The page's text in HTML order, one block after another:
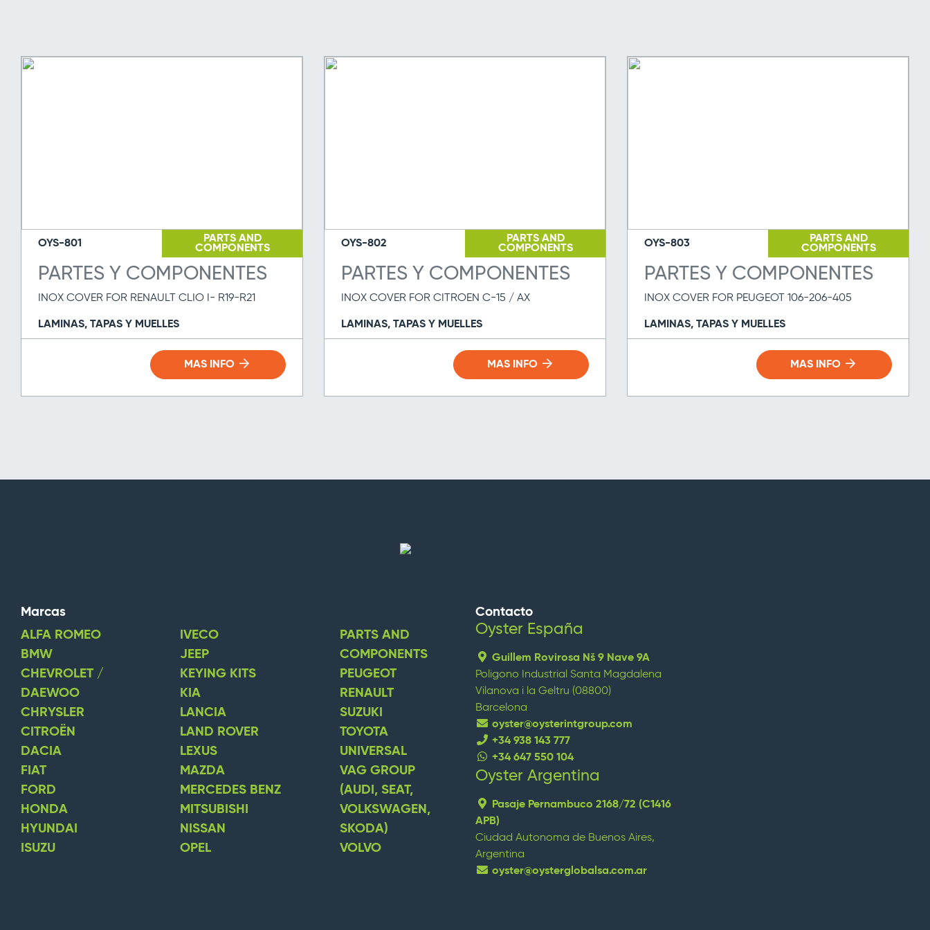
PARTS AND
COMPONENTS
OYS-801
PARTES Y COMPONENTES
INOX COVER FOR RENAULT CLIO I- R19-R21
LAMINAS, TAPAS Y MUELLES
MAS INFO
PARTS AND
COMPONENTS
OYS-802
PARTES Y COMPONENTES
INOX COVER FOR CITROEN C-15 / AX
LAMINAS, TAPAS Y MUELLES
MAS INFO
PARTS AND
COMPONENTS
OYS-803
PARTES Y COMPONENTES
INOX COVER FOR PEUGEOT 106-206-405
LAMINAS, TAPAS Y MUELLES
MAS INFO
Marcas
ALFA ROMEO
BMW
CHEVROLET /
DAEWOO
CHRYSLER
CITROËN
DACIA
FIAT
FORD
HONDA
HYUNDAI
ISUZU
IVECO
JEEP
KEYING KITS
KIA
LANCIA
LAND ROVER
LEXUS
MAZDA
MERCEDES BENZ
MITSUBISHI
NISSAN
OPEL
PARTS AND
COMPONENTS
PEUGEOT
RENAULT
SUZUKI
TOYOTA
UNIVERSAL
VAG GROUP
(AUDI, SEAT,
VOLKSWAGEN,
SKODA)
VOLVO
Contacto
Oyster España
Guillem Rovirosa Nš 9 Nave 9A
Poligono Industrial Santa Magdalena
Vilanova i la Geltru (08800)
Barcelona
oyster@oysterintgroup.com
+34 938 143 777
+34 647 550 104
replica watches replique montre
Oyster Argentina
Pasaje Pernambuco 2168/72 (C1416
APB)
Ciudad Autonoma de Buenos Aires,
Argentina
oyster@oysterglobalsa.com.ar